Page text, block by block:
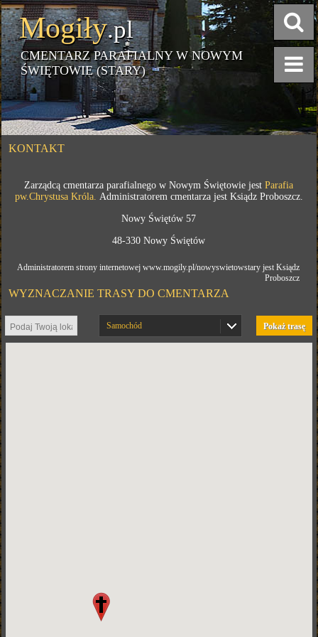
Mogiły.pl
CMENTARZ PARAFIALNY W NOWYM
ŚWIĘTOWIE (STARY)
KONTAKT
Zarządcą cmentarza parafialnego w Nowym Świętowie jestParafia
pw.Chrystusa Króla. Administratorem cmentarza jest Ksiądz Proboszcz.
Nowy Świętów 57
48-330 Nowy Świętów
Administratorem strony internetowej www.mogily.pl/nowyswietowstary jest Ksiądz
Proboszcz
WYZNACZANIE TRASY DO CMENTARZA
Pokaż trasę
Samochód